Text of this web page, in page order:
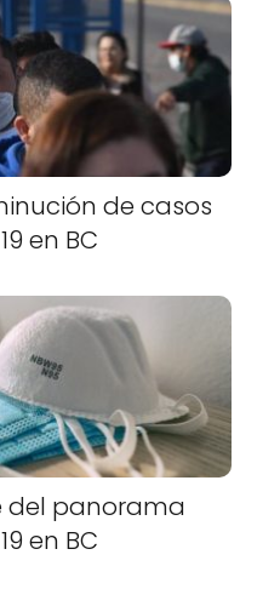
de casos
en BC
del panorama
en BC